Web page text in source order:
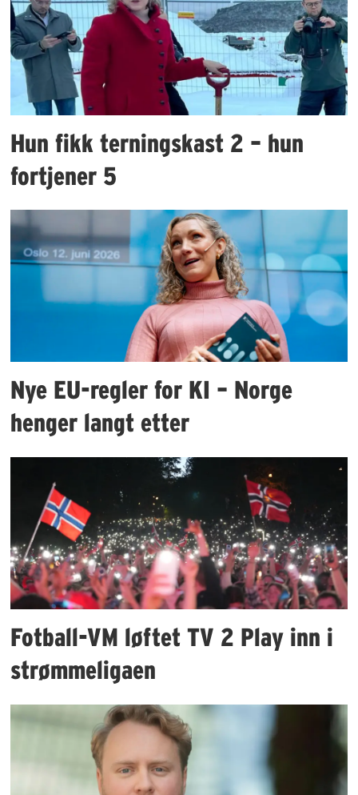
Hun fikk terningskast 2 – hun
fortjener 5
Nye EU-regler for KI – Norge
henger langt etter
Fotball-VM løftet TV 2 Play inn i
strømmeligaen